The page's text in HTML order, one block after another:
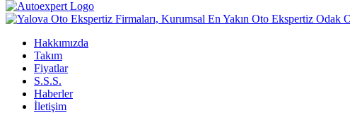
Hakkımızda
Takım
Fiyatlar
S.S.S.
Haberler
İletişim